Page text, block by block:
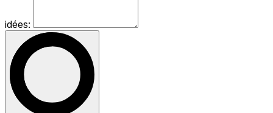
idées: